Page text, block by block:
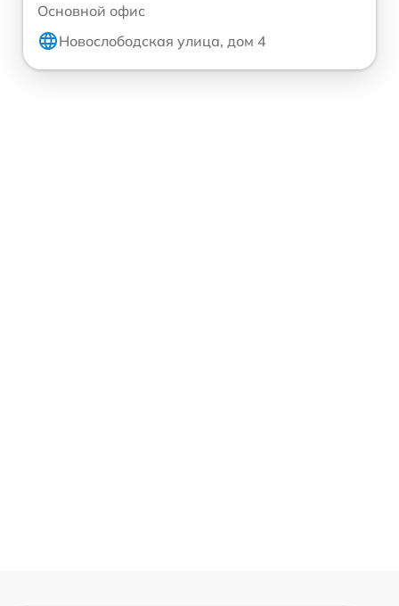
Основной офис
Новослободская улица, дом 4